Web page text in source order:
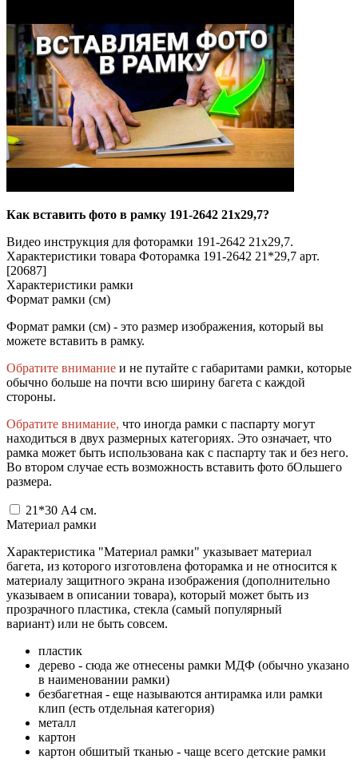
Как вставить фото в рамку 191-2642 21х29,7?
Видео инструкция для фоторамки 191-2642 21х29,7.
Характеристики товара Фоторамка 191-2642 21*29,7 арт.
[20687]
Характеристики рамки
Формат рамки (см)
Формат рамки (см) - это размер изображения, который вы
можете вставить в рамку.
Обратите внимание и не путайте с габаритами рамки, которые
обычно больше на почти всю ширину багета с каждой
стороны.
Обратите внимание, что иногда рамки с паспарту могут
находиться в двух размерных категориях. Это означает, что
рамка может быть использована как с паспарту так и без него.
Во втором случае есть возможность вставить фото бОльшего
размера.
21*30 А4 см.
Материал рамки
Характеристика "Материал рамки" указывает материал
багета, из которого изготовлена фоторамка и не относится к
материалу защитного экрана изображения (дополнительно
указываем в описании товара), который может быть из
прозрачного пластика, стекла (самый популярный
вариант) или не быть совсем.
пластик
дерево - сюда же отнесены рамки МДФ (обычно указано
в наименовании рамки)
безбагетная - еще называются антирамка или рамки
клип (есть отдельная категория)
металл
картон
картон обшитый тканью - чаще всего детские рамки